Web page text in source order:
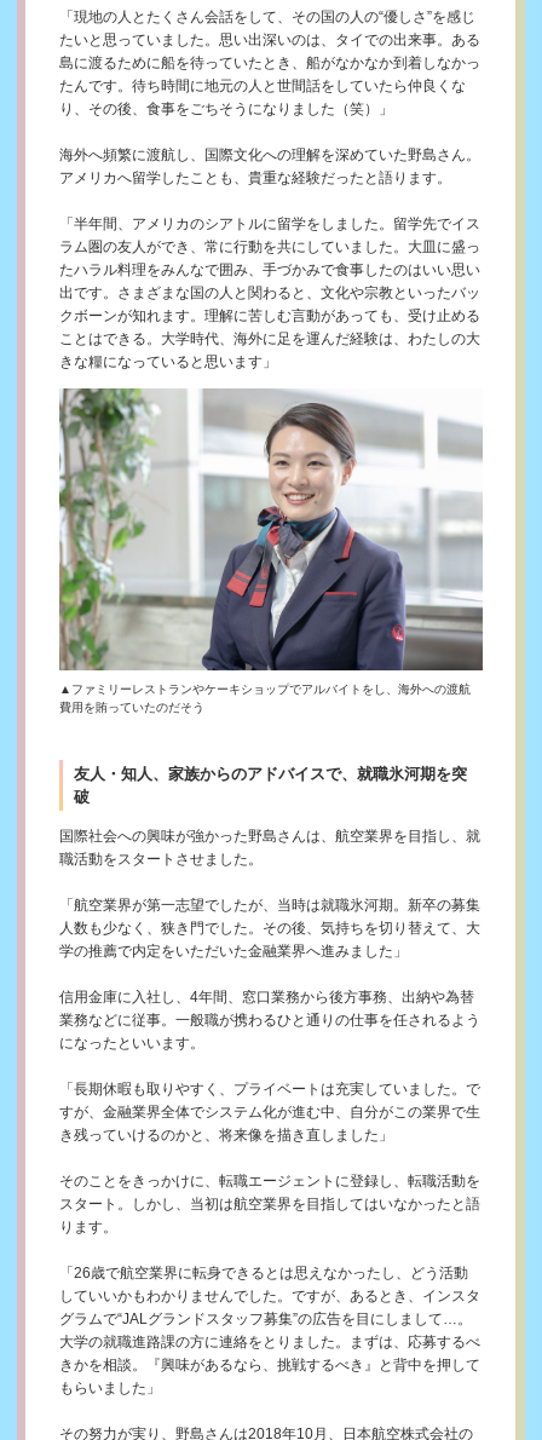
「現地の人とたくさん会話をして、その国の人の“優しさ”を感じ
たいと思っていました。思い出深いのは、タイでの出来事。ある
島に渡るために船を待っていたとき、船がなかなか到着しなかっ
たんです。待ち時間に地元の人と世間話をしていたら仲良くな
り、その後、食事をごちそうになりました（笑）」
海外へ頻繁に渡航し、国際文化への理解を深めていた野島さん。
アメリカへ留学したことも、貴重な経験だったと語ります。
「半年間、アメリカのシアトルに留学をしました。留学先でイス
ラム圏の友人ができ、常に行動を共にしていました。大皿に盛っ
たハラル料理をみんなで囲み、手づかみで食事したのはいい思い
出です。さまざまな国の人と関わると、文化や宗教といったバッ
クボーンが知れます。理解に苦しむ言動があっても、受け止める
ことはできる。大学時代、海外に足を運んだ経験は、わたしの大
きな糧になっていると思います」
▲ファミリーレストランやケーキショップでアルバイトをし、海外への渡航
費用を賄っていたのだそう
友人・知人、家族からのアドバイスで、就職氷河期を突
破
国際社会への興味が強かった野島さんは、航空業界を目指し、就
職活動をスタートさせました。
「航空業界が第一志望でしたが、当時は就職氷河期。新卒の募集
人数も少なく、狭き門でした。その後、気持ちを切り替えて、大
学の推薦で内定をいただいた金融業界へ進みました」
信用金庫に入社し、4年間、窓口業務から後方事務、出納や為替
業務などに従事。一般職が携わるひと通りの仕事を任されるよう
になったといいます。
「長期休暇も取りやすく、プライベートは充実していました。で
すが、金融業界全体でシステム化が進む中、自分がこの業界で生
き残っていけるのかと、将来像を描き直しました」
そのことをきっかけに、転職エージェントに登録し、転職活動を
スタート。しかし、当初は航空業界を目指してはいなかったと語
ります。
「26歳で航空業界に転身できるとは思えなかったし、どう活動
していいかもわかりませんでした。ですが、あるとき、インスタ
グラムで“JALグランドスタッフ募集”の広告を目にしまして…。
大学の就職進路課の方に連絡をとりました。まずは、応募するべ
きかを相談。『興味があるなら、挑戦するべき』と背中を押して
もらいました」
その努力が実り、野島さんは2018年10月、日本航空株式会社の